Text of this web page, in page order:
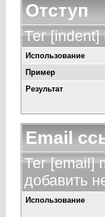
Отступ
Тег [indent]
Использование
Пример
Результат
Email
Тег [email]
добавить
Использование